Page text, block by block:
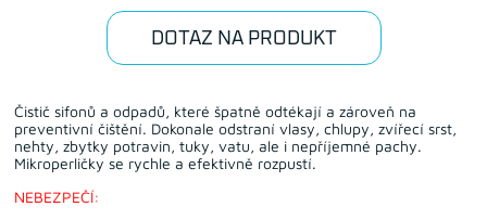
DOTAZ NA PRODUKT
Čistič sifonů a odpadů, které špatně odtékají a zároveň na
preventivní čištění. Dokonale odstraní vlasy, chlupy, zvířecí srst,
nehty, zbytky potravin, tuky, vatu, ale i nepříjemné pachy.
Mikroperličky se rychle a efektivně rozpustí.
NEBEZPEČÍ: